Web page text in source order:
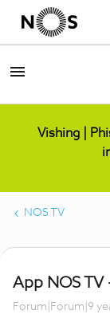
Vishing |
NOS TV
App NOS
Forum|Forum|9